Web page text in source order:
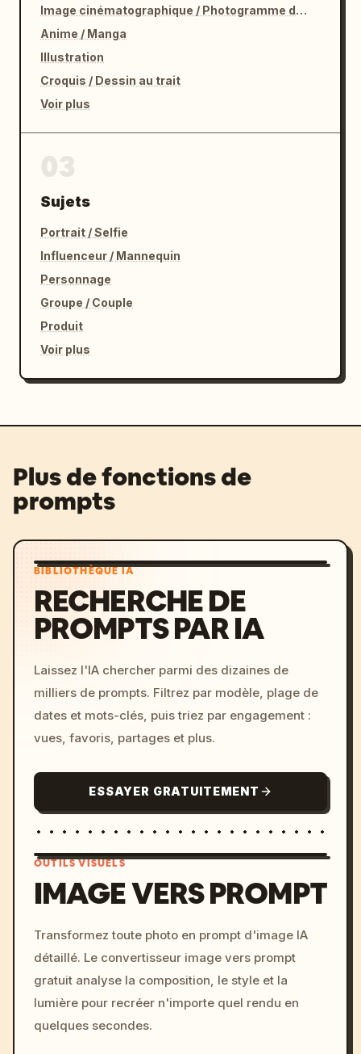
Image cinématographique / Photogramme de film
Anime / Manga
Illustration
Croquis / Dessin au trait
Voir plus
Sujets
Portrait / Selfie
Influenceur / Mannequin
Personnage
Groupe / Couple
Produit
Voir plus
Plus de fonctions de
prompts
BIBLIOTHÈQUE IA
RECHERCHE DE
PROMPTS PAR IA
Laissez l'IA chercher parmi des dizaines de
milliers de prompts. Filtrez par modèle, plage de
dates et mots-clés, puis triez par engagement :
vues, favoris, partages et plus.
ESSAYER GRATUITEMENT
c, cyberpunk sunset, neon
colors, 8k --v 6.0
OUTILS VISUELS
IMAGE VERS PROMPT
Transformez toute photo en prompt d'image IA
détaillé. Le convertisseur image vers prompt
gratuit analyse la composition, le style et la
lumière pour recréer n'importe quel rendu en
quelques secondes.